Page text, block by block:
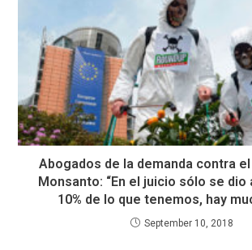
Abogados de la demanda contra el
Monsanto: “En el juicio sólo se dio
10% de lo que tenemos, hay
September 10, 2018